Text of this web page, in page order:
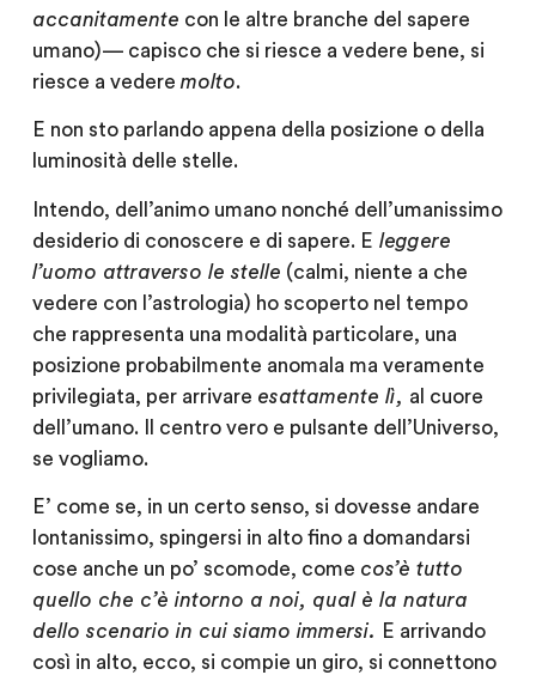
accanitamente con le altre branche del sapere
umano)— capisco che si riesce a vedere bene, si
riesce a vedere molto.
E non sto parlando appena della posizione o della
luminosità delle stelle.
Intendo, dell’animo umano nonché dell’umanissimo
desiderio di conoscere e di sapere. E leggere
l’uomo attraverso le stelle (calmi, niente a che
vedere con l’astrologia) ho scoperto nel tempo
che rappresenta una modalità particolare, una
posizione probabilmente anomala ma veramente
privilegiata, per arrivare esattamente lì, al cuore
dell’umano. Il centro vero e pulsante dell’Universo,
se vogliamo.
E’ come se, in un certo senso, si dovesse andare
lontanissimo, spingersi in alto fino a domandarsi
cose anche un po’ scomode, come cos’è tutto
quello che c’è intorno a noi, qual è la natura
dello scenario in cui siamo immersi. E arrivando
così in alto, ecco, si compie un giro, si connettono